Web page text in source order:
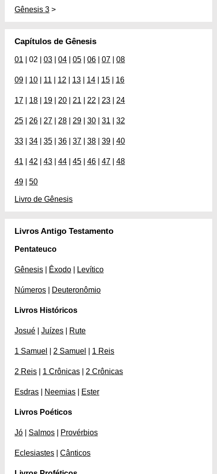
Gênesis 3 >
Capítulos de Gênesis
01 | 02 | 03 04 05 06 07 08
09 10 11 12 13 14 15 16
17 18 19 20 21 22 23 24
25 26 27 28 29 30 31 32
33 34 35 36 37 38 39 40
41 42 43 44 45 46 47 48
49 50
Livro de Gênesis
Livros Antigo Testamento
Pentateuco
Gênesis Êxodo Levítico
Números Deuteronômio
Livros Históricos
Josué Juízes Rute
1 Samuel 2 Samuel 1 Reis
2 Reis 1 Crônicas 2 Crônicas
Esdras Neemias Ester
Livros Poéticos
Jó Salmos Provérbios
Eclesiastes Cânticos